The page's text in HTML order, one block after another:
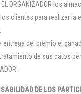
EL ORGANIZADOR los
clientes para realizar la
entrega del premio el
de sus datos
DE LOS